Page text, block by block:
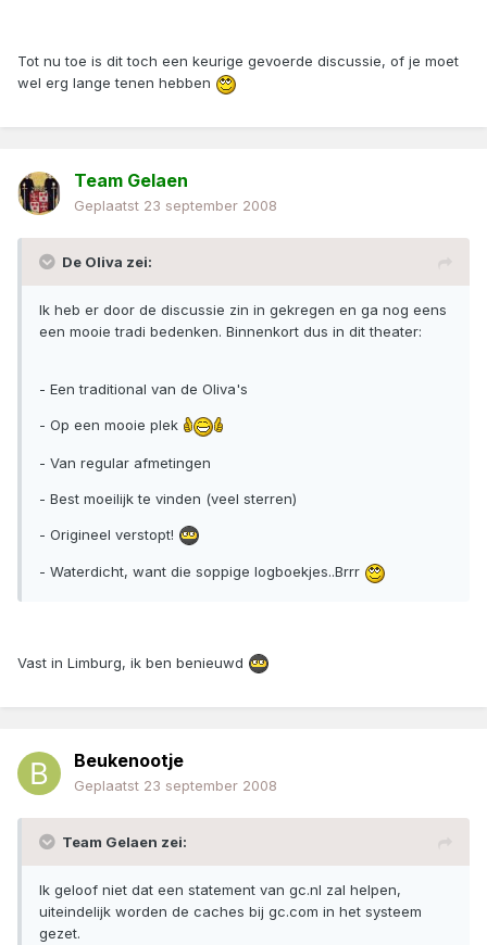
Tot nu toe is dit toch een keurige gevoerde discussie, of je moet
wel erg lange tenen hebben
Team Gelaen
Geplaatst 23 september 2008
De Oliva zei:
Ik heb er door de discussie zin in gekregen en ga nog eens
een mooie tradi bedenken. Binnenkort dus in dit theater:
- Een traditional van de Oliva's
- Op een mooie plek
- Van regular afmetingen
- Best moeilijk te vinden (veel sterren)
- Origineel verstopt!
- Waterdicht, want die soppige logboekjes..Brrr
Vast in Limburg, ik ben benieuwd
Beukenootje
Geplaatst 23 september 2008
Team Gelaen zei:
Ik geloof niet dat een statement van gc.nl zal helpen,
uiteindelijk worden de caches bij gc.com in het systeem
gezet.